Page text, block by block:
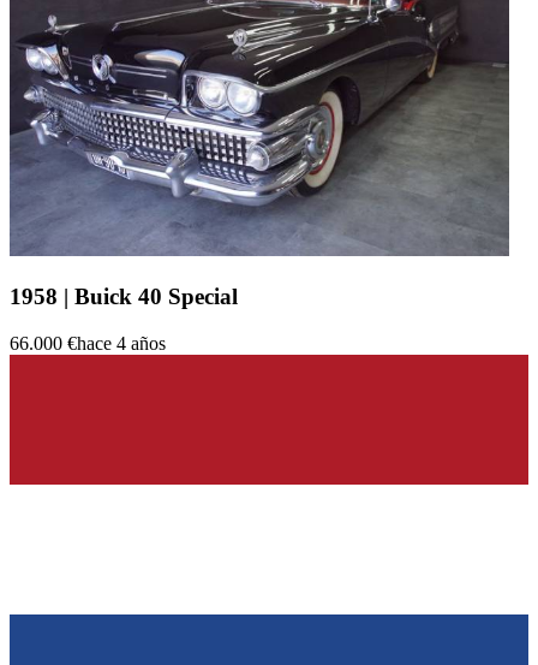
1958 | Buick 40 Special
66.000 €hace 4 años